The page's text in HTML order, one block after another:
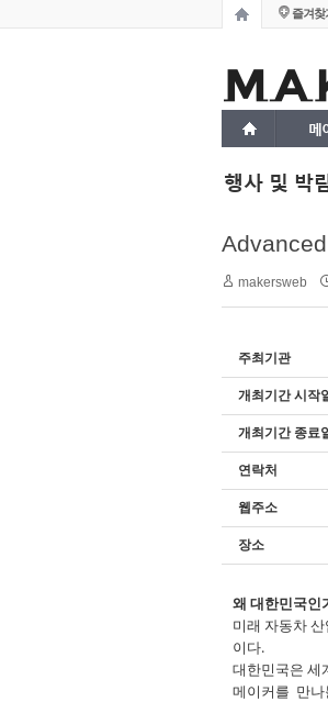
즐겨찾
메
행사 및 박
makersweb
주최기관
개최기간 시작
개최기간 종료
연락처
웹주소
장소
왜 대한민국인
미래 자동차
이다.
대한민국은 세
메이커를 만나